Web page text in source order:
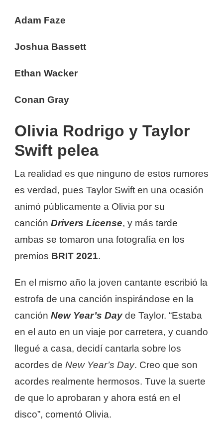
Adam Faze
Joshua Bassett
Ethan Wacker
Conan Gray
Olivia Rodrigo y Taylor
Swift pelea
La realidad es que ninguno de estos rumores
es verdad, pues Taylor Swift en una ocasión
animó públicamente a Olivia por su
canción Drivers License, y más tarde
ambas se tomaron una fotografía en los
premios BRIT 2021.
En el mismo año la joven cantante escribió la
estrofa de una canción inspirándose en la
canción New Year’s Day de Taylor. “Estaba
en el auto en un viaje por carretera, y cuando
llegué a casa, decidí cantarla sobre los
acordes de New Year’s Day. Creo que son
acordes realmente hermosos. Tuve la suerte
de que lo aprobaran y ahora está en el
disco”, comentó Olivia.